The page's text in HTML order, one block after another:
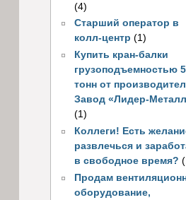
(4)
Старший оператор в
колл-центр (1)
Купить кран-балки
грузоподъемностью 5
тонн от
Завод «Лидер-
(1)
Коллеги! Есть
развлечься и
в свободное время?
Продам
оборудование,